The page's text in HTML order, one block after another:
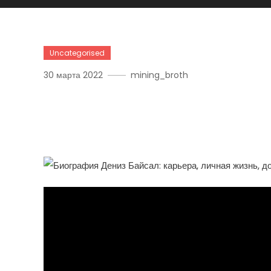
Uncategorised
30 марта 2022 mining_broth